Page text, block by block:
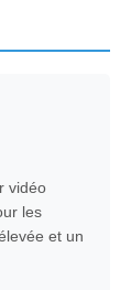
vidéo
les
et un